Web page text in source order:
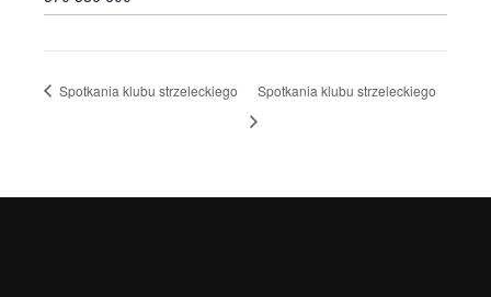
Spotkania klubu strzeleckiego Spotkania klubu strzeleckiego